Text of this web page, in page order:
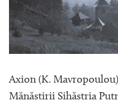
Axion (K.
Mănăstirii Sihăstria